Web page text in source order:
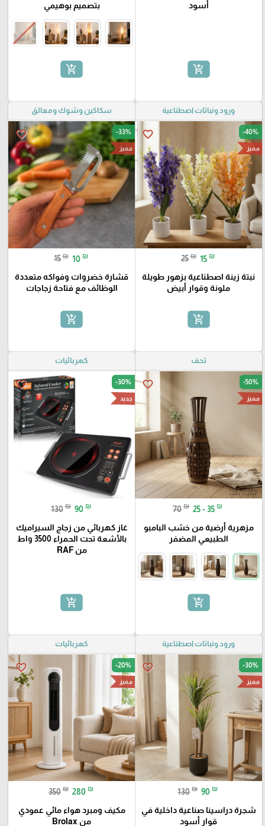
أسود
add_shopping_cart
بتصميم بوهيمي
add_shopping_cart
ورود ونباتات اصطناعية
favorite_border -40%
مميز
25 ₪ 15 ₪
نبتة زينة اصطناعية بزهور طويلة
ملونة وقوار أبيض
add_shopping_cart
سكاكين وشوك ومعالق
favorite_border -33%
مميز
15 ₪ 10 ₪
قشارة خضروات وفواكه متعددة
الوظائف مع فتاحة زجاجات
add_shopping_cart
تحف
favorite_border -50%
مميز
70 ₪ 25 - 35 ₪
مزهرية أرضية من خشب البامبو
الطبيعي المضفر
add_shopping_cart
كهربائيات
favorite_border -30%
جديد
130 ₪ 90 ₪
غاز كهربائي من زجاج السيراميك
بالأشعة تحت الحمراء 3500 واط
من RAF
add_shopping_cart
ورود ونباتات اصطناعية
favorite_border -30%
مميز
130 ₪ 90 ₪
شجرة دراسينا صناعية داخلية في
قوار أسود
كهربائيات
favorite_border -20%
مميز
350 ₪ 280 ₪
مكيف ومبرد هواء مائي عمودي
من Brolax